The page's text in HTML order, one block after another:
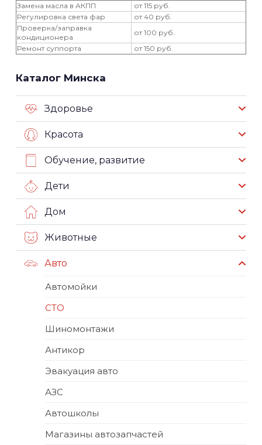
Замена масла в АКПП
от 115 руб.
Регулировка света фар
от 40 руб.
Проверка/заправка
кондиционера
от 100 руб.
Ремонт суппорта
от 150 руб.
Каталог Минска
Здоровье
Красота
Обучение, развитие
Дети
Дом
Животные
Авто
Автомойки
СТО
Шиномонтажи
Антикор
Эвакуация авто
АЗС
Автошколы
Магазины автозапчастей